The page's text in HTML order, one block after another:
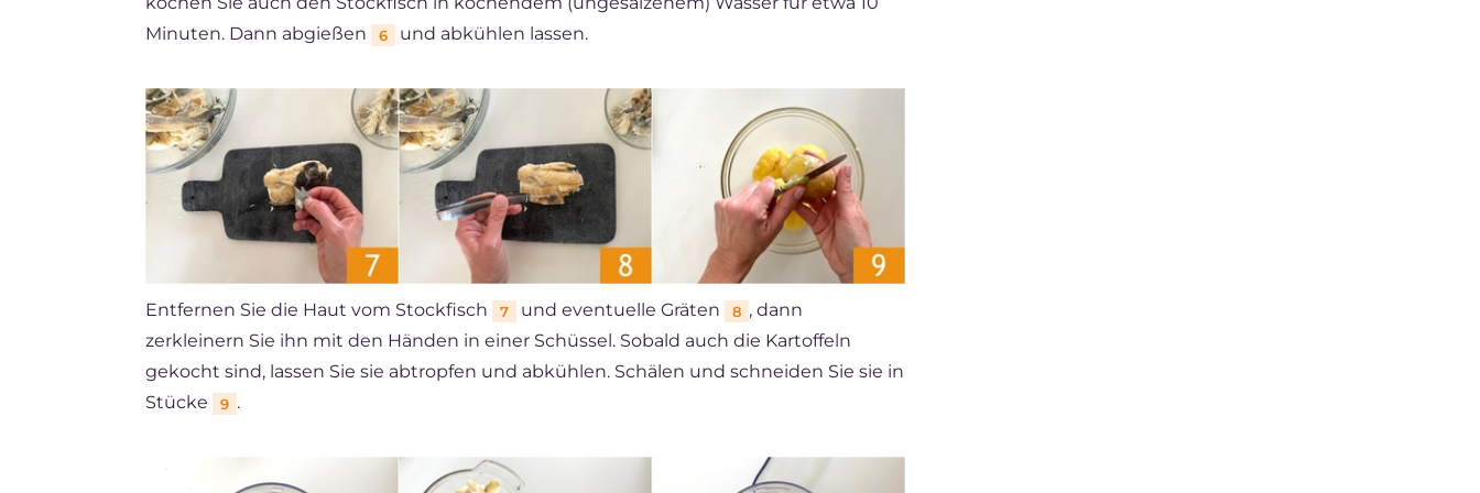
Minuten. Dann abgießen
6 und abkühlen lassen.
Entfernen Sie die Haut vom Stockfisch 7 und eventuelle Gräten 8 , dann
zerkleinern Sie ihn mit den Händen in einer Schüssel. Sobald auch die Kartoffeln
gekocht sind, lassen Sie sie abtropfen und abkühlen. Schälen und schneiden Sie sie in
Stücke
9 .